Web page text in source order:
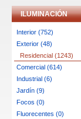
ILUMINACIÓN
Interior (752)
Exterior (48)
Residencial (1243)
Comercial (614)
Industrial (6)
Jardín (9)
Focos (0)
Fluorecentes (0)